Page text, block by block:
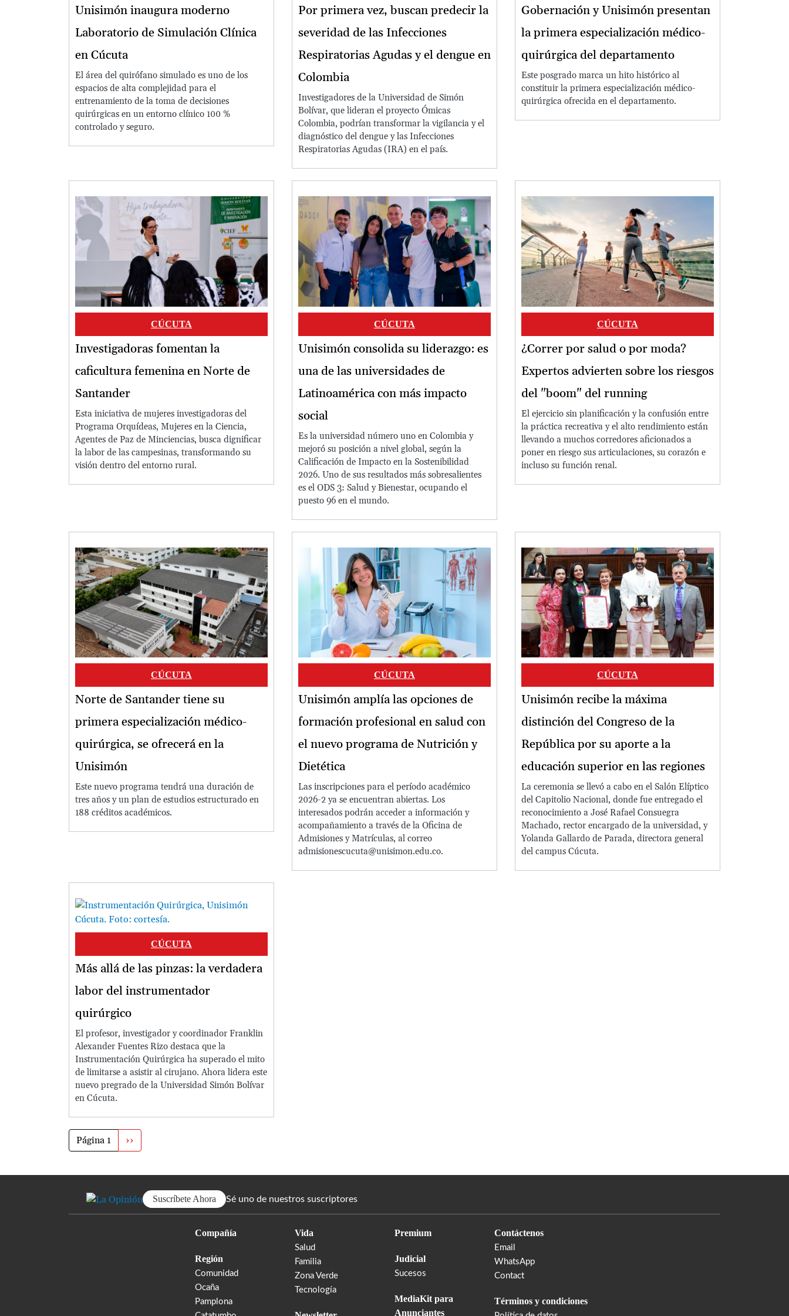
Unisimón inaugura moderno
Laboratorio de Simulación Clínica
en Cúcuta
El área del quirófano simulado es uno de los
espacios de alta complejidad para el
entrenamiento de la toma de decisiones
quirúrgicas en un entorno clínico 100 %
controlado y seguro.
Por primera vez, buscan predecir la
severidad de las Infecciones
Respiratorias Agudas y el dengue en
Colombia
Investigadores de la Universidad de Simón
Bolívar, que lideran el proyecto Ómicas
Colombia, podrían transformar la vigilancia y el
diagnóstico del dengue y las Infecciones
Respiratorias Agudas (IRA) en el país.
Gobernación y Unisimón presentan
la primera especialización médico-
quirúrgica del departamento
Este posgrado marca un hito histórico al
constituir la primera especialización médico-
quirúrgica ofrecida en el departamento.
Image
CÚCUTA
Investigadoras fomentan la
caficultura femenina en Norte de
Santander
Esta iniciativa de mujeres investigadoras del
Programa Orquídeas, Mujeres en la Ciencia,
Agentes de Paz de Minciencias, busca dignificar
la labor de las campesinas, transformando su
visión dentro del entorno rural.
Image
CÚCUTA
Unisimón consolida su liderazgo: es
una de las universidades de
Latinoamérica con más impacto
social
Es la universidad número uno en Colombia y
mejoró su posición a nivel global, según la
Calificación de Impacto en la Sostenibilidad
2026. Uno de sus resultados más sobresalientes
es el ODS 3: Salud y Bienestar, ocupando el
puesto 96 en el mundo.
Image
CÚCUTA
¿Correr por salud o por moda?
Expertos advierten sobre los riesgos
del "boom" del running
El ejercicio sin planificación y la confusión entre
la práctica recreativa y el alto rendimiento están
llevando a muchos corredores aficionados a
poner en riesgo sus articulaciones, su corazón e
incluso su función renal.
Image
CÚCUTA
Norte de Santander tiene su
primera especialización médico-
quirúrgica, se ofrecerá en la
Unisimón
Este nuevo programa tendrá una duración de
tres años y un plan de estudios estructurado en
188 créditos académicos.
CÚCUTA
Unisimón amplía las opciones de
formación profesional en salud con
el nuevo programa de Nutrición y
Dietética
Las inscripciones para el período académico
2026-2 ya se encuentran abiertas. Los
interesados podrán acceder a información y
acompañamiento a través de la Oficina de
Admisiones y Matrículas, al correo
admisionescucuta@unisimon.edu.co.
Image
CÚCUTA
Unisimón recibe la máxima
distinción del Congreso de la
República por su aporte a la
educación superior en las regiones
La ceremonia se llevó a cabo en el Salón Elíptico
del Capitolio Nacional, donde fue entregado el
reconocimiento a José Rafael Consuegra
Machado, rector encargado de la universidad, y
Yolanda Gallardo de Parada, directora general
del campus Cúcuta.
Image
CÚCUTA
Más allá de las pinzas: la verdadera
labor del instrumentador
quirúrgico
El profesor, investigador y coordinador Franklin
Alexander Fuentes Rizo destaca que la
Instrumentación Quirúrgica ha superado el mito
de limitarse a asistir al cirujano. Ahora lidera este
nuevo pregrado de la Universidad Simón Bolívar
en Cúcuta.
Paginación
Página 1
Siguiente
página
››
Suscríbete Ahora Sé uno de nuestros suscriptores
Compañía
Región
Comunidad
Ocaña
Pamplona
Vida
Salud
Familia
Zona Verde
Tecnología
Premium
Judicial
Sucesos
MediaKit para
Anunciantes
Contáctenos
Email
WhatsApp
Contact
Términos y condiciones